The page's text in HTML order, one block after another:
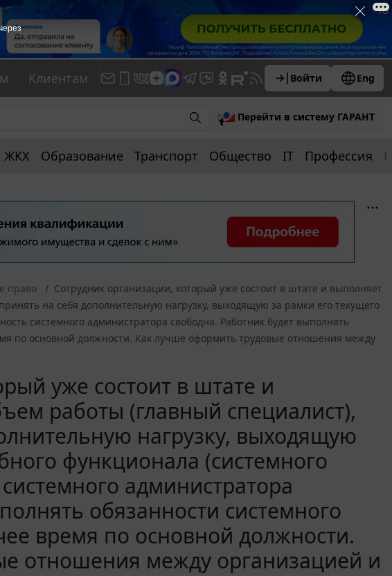
Клиентам Войти Eng
Перейти в систему ГАРАНТ
ЖКХ Образование Транспорт Общество IT Профессия
право
Cотрудник организации, который уже состоит в штате и выполняет
на себя дополнительную нагрузку, выходящую за рамки его текущего
системного администратора свободна. Работник будет выполнять
по основной должности. Как лучше оформить трудовые отношения между
уже состоит в штате и
работы (главный специалист),
нагрузку, выходящую
функционала (системного
администратора
обязанности системного
время по основной должности.
отношения между организацией и